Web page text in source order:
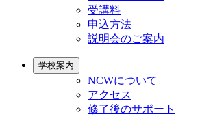
受講料
申込方法
説明会のご案内
学校案内
NCWについて
アクセス
修了後のサポート